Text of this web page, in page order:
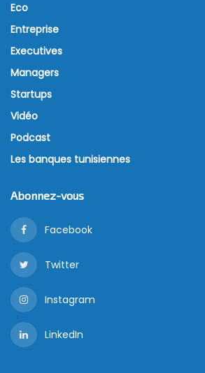
Eco
Entreprise
Executives
Managers
Startups
Vidéo
Podcast
Les banques tunisiennes
Abonnez-vous
Facebook
Twitter
Instagram
LinkedIn